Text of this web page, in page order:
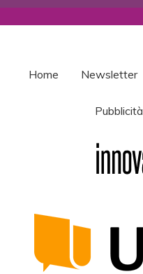
Home Newsletter
Pubblicità